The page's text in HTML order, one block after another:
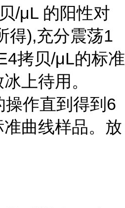
/μL 的阳性对
得),充分震荡1
拷贝/μL的标准
上待用。
操作直到得到6
曲线样品。放